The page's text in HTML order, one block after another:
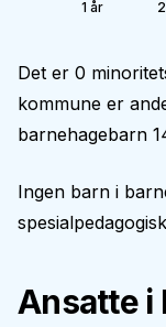
1 år
Det er 0
kommune er
barnehagebarn
Ingen barn i
Ansatte i